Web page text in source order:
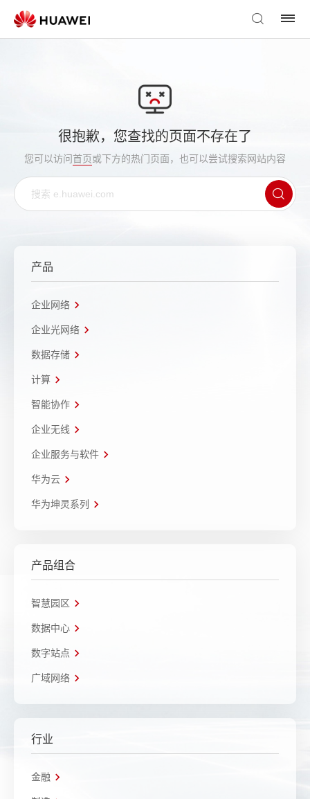
很抱歉，您查找的页面不存在了
您可以访问首页或下方的热门页面，也可以尝试搜索网站内容
产品
企业网络
企业光网络
数据存储
计算
智能协作
企业无线
企业服务与软件
华为云
华为坤灵系列
产品组合
智慧园区
数据中心
数字站点
广域网络
行业
金融